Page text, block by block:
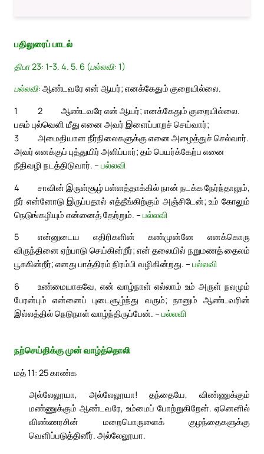
பதிலுரைப் பாடல்
திபா 23: 1-3. 4. 5. 6 (பல்லவி: 1)
பல்லவி: ஆண்டவரே என் ஆயர்; எனக்கேதும் குறையில்லை.
1
ஆண்டவரே என் ஆயர்; எனக்கேதும் குறையில்லை.
2
பசும் புல்வெளி மீது எனை அவர் இளைப்பாறச் செய்வார்;
அமைதியான நீர்நிலைகளுக்கு எனை அழைத்துச் செல்வார்.
3
அவர் எனக்குப் புத்துயிர் அளிப்பார்; தம் பெயர்க்கேற்ப எனை
நீதிவழி நடத்திடுவார். – பல்லவி
4
சாவின் இருள்சூழ் பள்ளத்தாக்கில் நான் நடக்க நேர்ந்தாலும்,
நீர் என்னோடு இருப்பதால் எத்தீங்கிற்கும் அஞ்சிடேன்; உம் கோலும்
நெடுங்கழியும் என்னைத் தேற்றும். – பல்லவி
5
என்னுடைய எதிரிகளின் கண்முன்னே எனக்கொரு
விருந்தினை ஏற்பாடு செய்கின்றீர்; என் தலையில் நறுமணத் தைலம்
பூசுகின்றீர்; எனது பாத்திரம் நிரம்பி வழிகின்றது. – பல்லவி
6
உண்மையாகவே, என் வாழ்நாள் எல்லாம் உம் அருள் நலமும்
பேரன்பும் என்னைப் புடைசூழ்ந்து வரும்; நானும் ஆண்டவரின்
இல்லத்தில் நெடுநாள் வாழ்ந்திருப்பேன். – பல்லவி
நற்செய்திக்கு முன் வாழ்த்தொலி
மத் 11: 25 காண்க
அல்லேலூயா, அல்லேலூயா! தந்தையே, விண்ணுக்கும்
மண்ணுக்கும் ஆண்டவரே, உம்மைப் போற்றுகிறேன். ஏனெனில்
விண்ணரசின் மறைபொருளைக் குழந்தைகளுக்கு
வெளிப்படுத்தினீர். அல்லேலூயா.